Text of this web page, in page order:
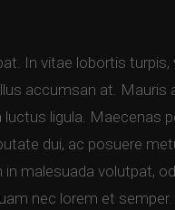
In vitae lobortis turpis,
accumsan at. Mauris
luctus ligula. Maecenas
dui, ac posuere
malesuada volutpat,
nec lorem et